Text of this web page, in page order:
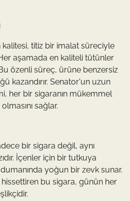
kalitesi, titiz bir imalat süreciyle
Her aşamada en kaliteli tütünler
özenli süreç, ürüne benzersiz
kazandırır. Senator'un uzun
her bir sigaranın mükemmel
sağlar.
bir sigara değil, aynı
İçenler için bir tutkuya
yoğun bir zevk sunar.
bu sigara, günün her